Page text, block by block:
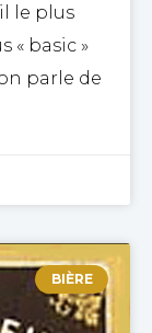
le plus
« basic »
parle de
BIÈRE